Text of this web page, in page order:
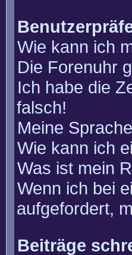
Wie kann ich
Die Forenuhr
Ich habe die
falsch!
Meine
Wie kann ich
Was ist mein
Wenn ich bei
aufgefordert,
Beiträge